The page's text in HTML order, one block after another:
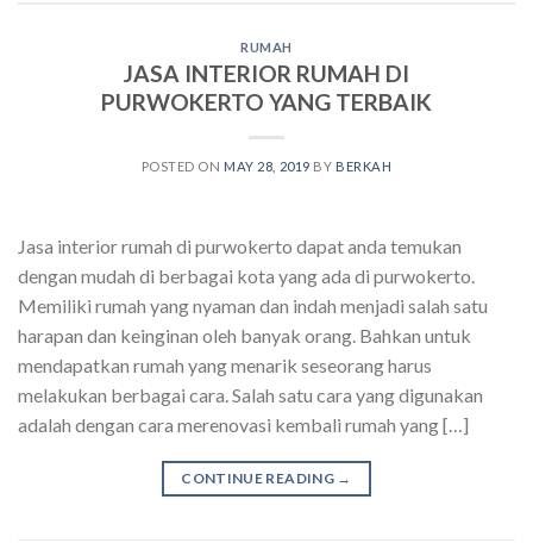
RUMAH
JASA INTERIOR RUMAH DI
PURWOKERTO YANG TERBAIK
POSTED ON MAY 28, 2019 BY BERKAH
Jasa interior rumah di purwokerto dapat anda temukan
dengan mudah di berbagai kota yang ada di purwokerto.
Memiliki rumah yang nyaman dan indah menjadi salah satu
harapan dan keinginan oleh banyak orang. Bahkan untuk
mendapatkan rumah yang menarik seseorang harus
melakukan berbagai cara. Salah satu cara yang digunakan
adalah dengan cara merenovasi kembali rumah yang […]
CONTINUE READING →